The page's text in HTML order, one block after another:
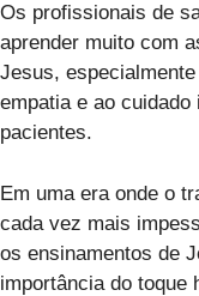
Os profissionais de
aprender muito com
Jesus,
empatia e ao cuidado
pacientes.
Em uma era onde o
cada vez mais
os ensinamentos de
importância do toque